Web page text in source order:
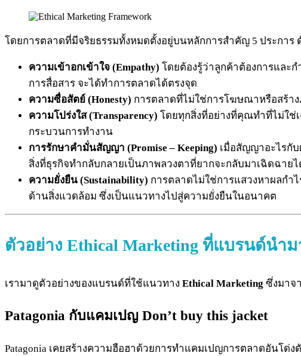
โดยการตลาดที่มีจริยธรรมทั้งหมดตั้งอยู่บนหลักการสำคัญ 5 ประการ
ความเข้าอกเข้าใจ (Empathy) โดยต้องรู้ว่าลูกค้าต้องการและ
การสื่อสาร จะได้ทำการตลาดได้ตรงจุด
ความซื่อสัตย์ (Honesty) การตลาดที่ไม่ใช่การโฆษณาหรือสร้าง
ความโปร่งใส (Transparency) โดยทุกสิ่งที่อย่างที่คุณทำที่ไม่ใช่
กระบวนการทำงาน
การรักษาคำมั่นสัญญา (Promise – Keeping) เมื่อสัญญาอะไรกับ
สิ่งที่ธุรกิจทำกลับกลายเป็นภาพลวงตาที่ยากจะกลับมาเฉิดฉายไ
ความยั่งยืน (Sustainability) การตลาดไม่ใช่การแสวงหาผลกำ
ด้านสิ่งแวดล้อม ซึ่งเป็นแนวทางไปสู่ความยั่งยืนในอนาคต
ตัวอย่าง Ethical Marketing ที่แบรนด์นำ
เรามาดูตัวอย่างของแบรนด์ที่ใช้แนวทาง Ethical Marketing ซึ่งมาจ
Patagonia กับแคมเปญ Don’t buy this jacket
Patagonia เคยสร้างความฮือฮาด้วยการทำแคมเปญการตลาดอันโด่